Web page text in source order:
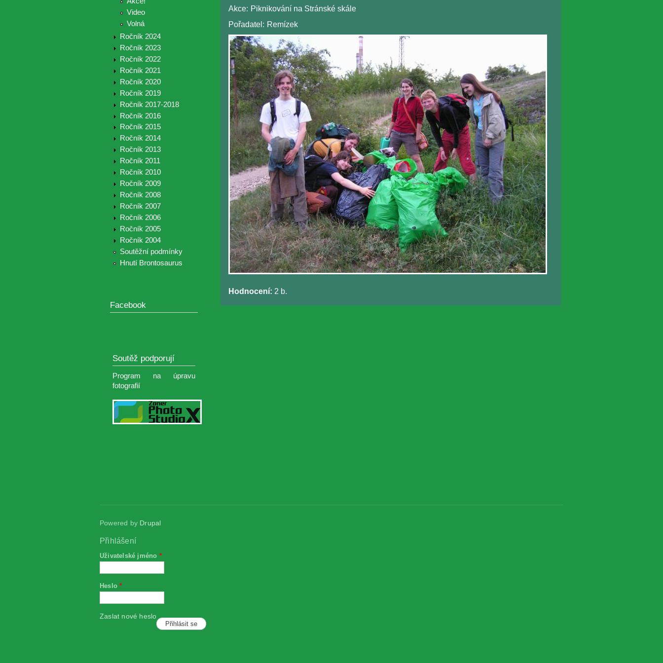
Video
Volná
Ročník 2024
Ročník 2023
Ročník 2022
Ročník 2021
Ročník 2020
Ročník 2019
Ročník 2017-2018
Ročník 2016
Ročník 2015
Ročník 2014
Ročník 2013
Ročník 2011
Ročník 2010
Ročník 2009
Ročník 2008
Ročník 2007
Ročník 2006
Ročník 2005
Ročník 2004
Soutěžní podmínky
Hnutí Brontosaurus
Facebook
Soutěž podporují
Program na úpravu
fotografií
Akce: Piknikování na Stránské skále
Pořadatel: Remízek
Hodnocení: 2 b.
Powered by Drupal
Přihlášení
Uživatelské jméno *
Heslo*
Zaslat nové heslo